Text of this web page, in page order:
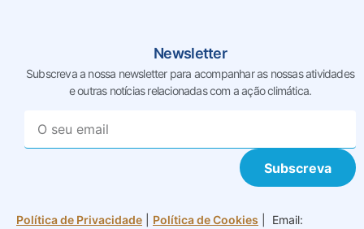
Newsletter
Subscreva a nossa newsletter para acompanhar as nossasatividades
e outras notícias relacionadas com a ação climática.
Subscreva
Política de Privacidade Política de Cookies | Email: